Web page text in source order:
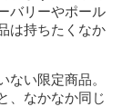
バリーやポール
は持ちたくなか
ない限定商品。
、なかなか同じ